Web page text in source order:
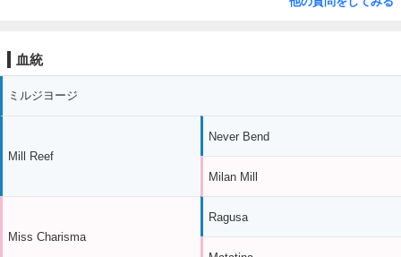
血統
ミルジヨージ
Mill Reef
Miss Charisma
Never Bend
Milan Mill
Ragusa